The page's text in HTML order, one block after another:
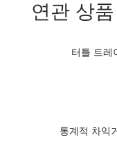
연관 상품
터틀 트레
통계적 차익